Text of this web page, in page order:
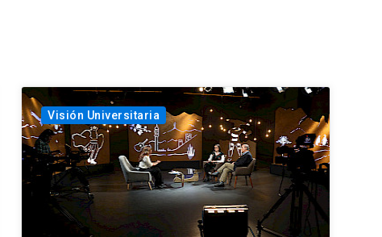
Visión Universitaria